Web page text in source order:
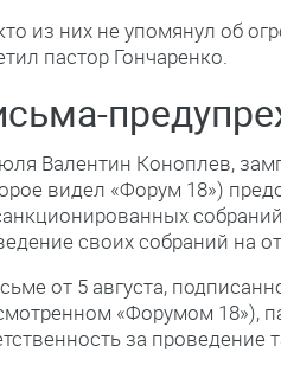
из них не упомянул об
пастор Гончаренко.
Валентин Коноплев,
видел «Форум 18»)
своих собраний на
от 5 августа,
«Форумом 18»),
за проведение